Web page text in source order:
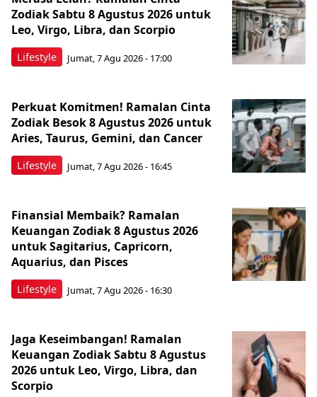
Lifestyle
Zodiak Sabtu 8 Agustus 2026 untuk
Leo, Virgo, Libra, dan Scorpio
Jumat, 7 Agu 2026 - 17:00
Lifestyle
Perkuat Komitmen! Ramalan Cinta
Zodiak Besok 8 Agustus 2026 untuk
Aries, Taurus, Gemini, dan Cancer
Jumat, 7 Agu 2026 - 16:45
Lifestyle
Finansial Membaik? Ramalan
Keuangan Zodiak 8 Agustus 2026
untuk Sagitarius, Capricorn,
Aquarius, dan Pisces
Jumat, 7 Agu 2026 - 16:30
Jaga Keseimbangan! Ramalan
Keuangan Zodiak Sabtu 8 Agustus
2026 untuk Leo, Virgo, Libra, dan
Scorpio